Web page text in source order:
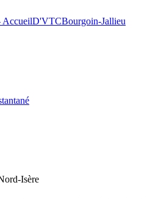
D'VTCBourgoin-Jallieu
Isère